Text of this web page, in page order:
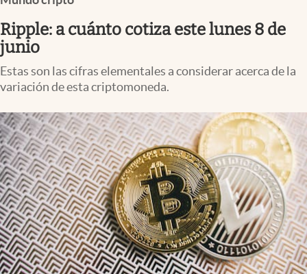
Ripple: a cuánto cotiza este lunes 8 de
junio
Estas son las cifras elementales a considerar acerca de la
variación de esta criptomoneda.